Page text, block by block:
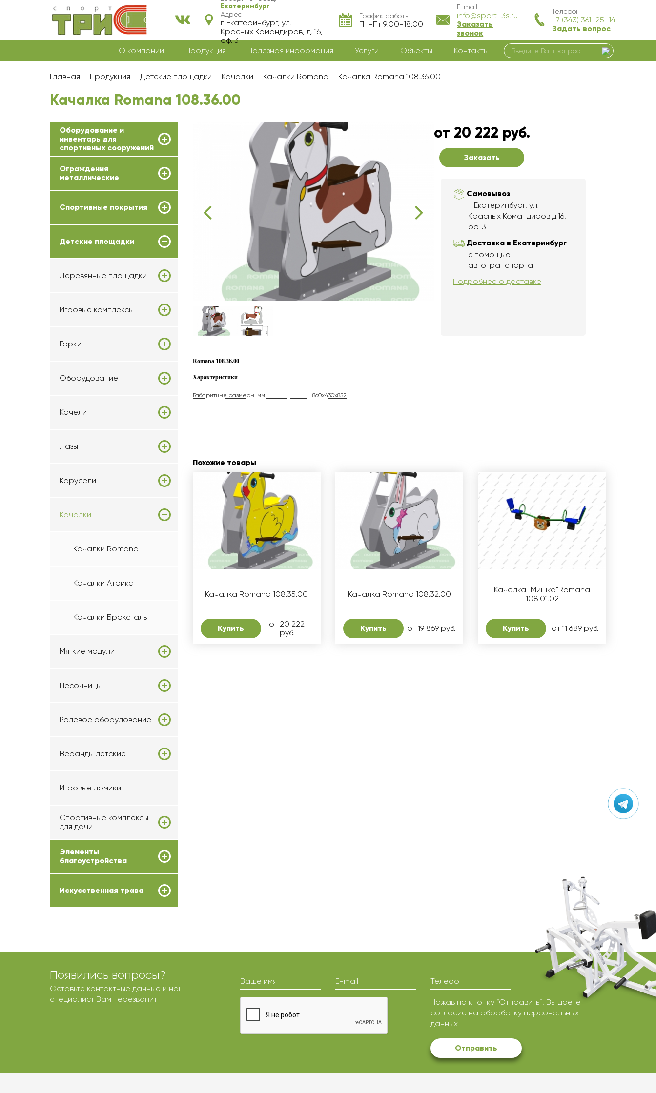
Екатеринбург
Адрес
г. Екатеринбург, ул.
Красных Командиров, д. 16,
оф. 3
График работы
Пн-Пт 9:00-18:00
E-mail
info@sport-3s.ru
Заказать
звонок
Телефон
+7 (343) 361-25-14
Задать вопрос
О компании Продукция Полезная информация Услуги Объекты Контакты
Главная Продукция Детские площадки Качалки Качалки Romana Качалка Romana 108.36.00
Качалка Romana 108.36.00
Оборудование и
инвентарь для
спортивных сооружений
Ограждения
металлические
Спортивные покрытия
Детские площадки
Деревянные площадки
Игровые комплексы
Горки
Оборудование
Качели
Лазы
Карусели
Качалки
Качалки Romana
Качалки Атрикс
Качалки Броксталь
Мягкие модули
Песочницы
Ролевое оборудование
Веранды детские
Игровые домики
Спортивные комплексы
для дачи
Элементы
благоустройства
Искусственная трава
от 20 222 руб.
Заказать
Самовывоз
г. Екатеринбург, ул.
Красных Командиров д.16,
оф. 3
Доставка в Екатеринбург
с помощью
автотранспорта
Подробнее о доставке
Romana 108.36.00
Характеристики
Габаритные размеры, мм 860x430x852
Похожие товары
Качалка Romana 108.35.00
Купить
от 20 222
руб.
Качалка Romana 108.32.00
Купить от 19 869 руб.
Качалка "Мишка"Romana
108.01.02
Купить от 11 689 руб.
Появились вопросы?
Оставьте контактные данные и наш
специалист Вам перезвонит
Ваше имя E-mail Телефон
Нажав на кнопку “Отправить”, Вы даете
согласие на обработку персональных
данных
Отправить